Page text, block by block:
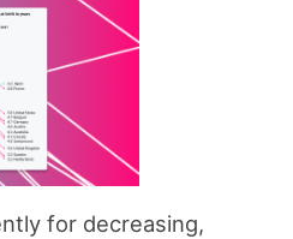
for decreasing,